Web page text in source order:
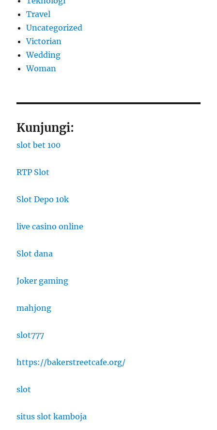
Travel
Uncategorized
Victorian
Wedding
Woman
Kunjungi:
slot bet 100
RTP Slot
Slot Depo 10k
live casino online
Slot dana
Joker gaming
mahjong
slot777
https://bakerstreetcafe.org/
slot
situs slot kamboja